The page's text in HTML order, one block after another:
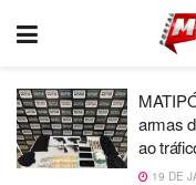
armas
ao
19 DE